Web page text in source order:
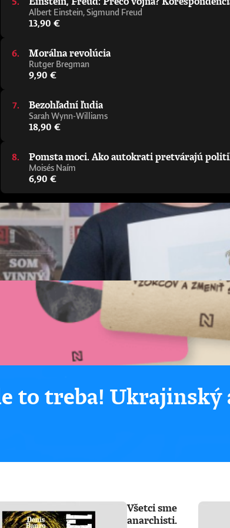
Albert Einstein, Sigmund Freud
13,90 €
Morálna revolúcia
Rutger Bregman
9,90 €
Bezohľadní ľudia
Sarah Wynn-Williams
18,90 €
Pomsta moci. Ako autokrati pretvárajú
Moisés Naím
6,90 €
to treba! Ukrajinský
Všetci sme
anarchisti.